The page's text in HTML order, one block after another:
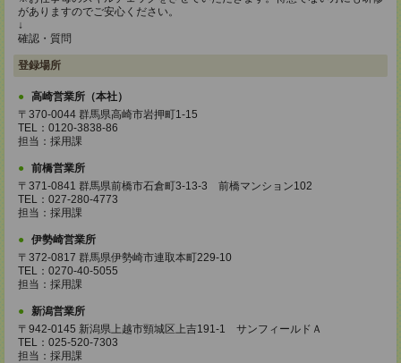
がありますのでご安心ください。
↓
確認・質問
登録場所
高崎営業所（本社）
〒370-0044 群馬県高崎市岩押町1-15
TEL：0120-3838-86
担当：採用課
前橋営業所
〒371-0841 群馬県前橋市石倉町3-13-3 前橋マンション102
TEL：027-280-4773
担当：採用課
伊勢崎営業所
〒372-0817 群馬県伊勢崎市連取本町229-10
TEL：0270-40-5055
担当：採用課
新潟営業所
〒942-0145 新潟県上越市頸城区上吉191-1 サンフィールドＡ
TEL：025-520-7303
担当：採用課